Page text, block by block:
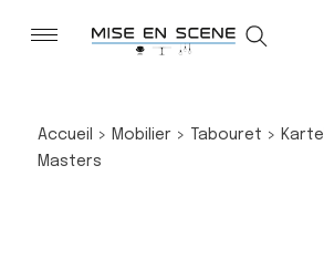
Accueil > Mobilier> Tabouret > Kartell
Masters